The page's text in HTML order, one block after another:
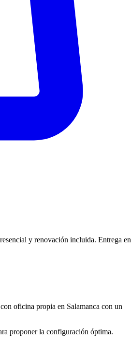
y renovación incluida. Entrega en
oficina propia en Salamanca con un
proponer la configuración óptima.